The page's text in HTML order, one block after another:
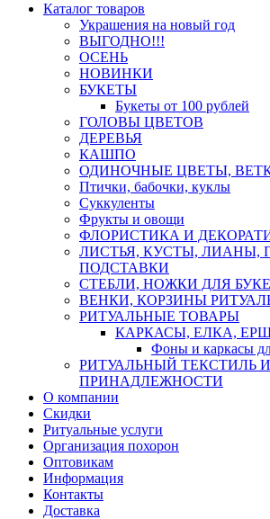
Каталог товаров
Украшения на новый год
ВЫГОДНО!!!
ОСЕНЬ
НОВИНКИ
БУКЕТЫ
Букеты от 100 рублей
ГОЛОВЫ ЦВЕТОВ
ДЕРЕВЬЯ
КАШПО
ОДИНОЧНЫЕ ЦВЕТЫ,
Птички, бабочки, куклы
Суккуленты
Фрукты и овощи
ФЛОРИСТИКА И
ЛИСТЬЯ, КУСТЫ, ЛИАНЫ,
ПОДСТАВКИ
СТЕБЛИ, НОЖКИ ДЛЯ
ВЕНКИ, КОРЗИНЫ
РИТУАЛЬНЫЕ ТОВАРЫ
КАРКАСЫ, ЕЛКА,
Фоны и каркасы
РИТУАЛЬНЫЙ ТЕКСТИЛЬ И
ПРИНАДЛЕЖНОСТИ
О компании
Скидки
Ритуальные услуги
Организация похорон
Оптовикам
Информация
Контакты
Доставка